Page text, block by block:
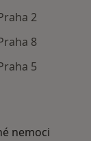
2
8
5
nemoci